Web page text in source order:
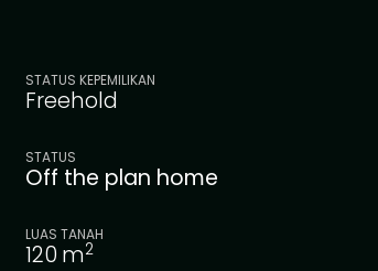
STATUS KEPEMILIKAN
Freehold
STATUS
Off the plan home
LUAS TANAH
120 m2